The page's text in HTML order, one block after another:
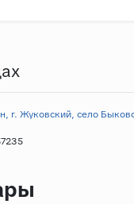
г. Жуковский, село